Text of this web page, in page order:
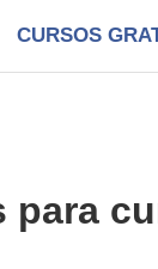
CURSOS
para